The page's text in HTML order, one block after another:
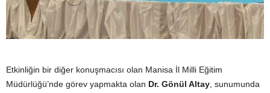
Etkinliğin bir diğer konuşmacısı olan Manisa İl Milli Eğitim
Müdürlüğü’nde görev yapmakta olan Dr. Gönül Altay , sunumunda